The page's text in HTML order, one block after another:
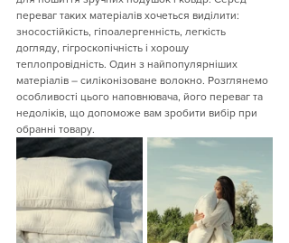
переваг таких матеріалів хочеться виділити:
зносостійкість, гіпоалергенність, легкість
догляду, гігроскопічність і хорошу
теплопровідність. Один з найпопулярніших
матеріалів – силіконізоване волокно. Розглянемо
особливості цього наповнювача, його переваг та
недоліків, що допоможе вам зробити вибір при
обранні товару.